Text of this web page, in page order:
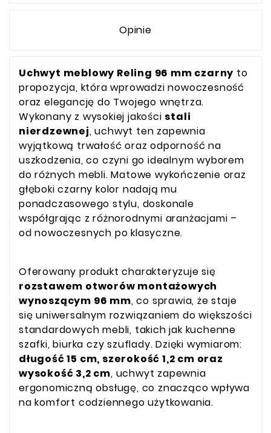
Opinie
Uchwyt meblowy Reling 96 mm czarny to
propozycja, która wprowadzi nowoczesność
oraz elegancję do Twojego wnętrza.
Wykonany z wysokiej jakości stali
nierdzewnej, uchwyt ten zapewnia
wyjątkową trwałość oraz odporność na
uszkodzenia, co czyni go idealnym wyborem
do różnych mebli. Matowe wykończenie oraz
głęboki czarny kolor nadają mu
ponadczasowego stylu, doskonale
współgrając z różnorodnymi aranżacjami –
od nowoczesnych po klasyczne.
Oferowany produkt charakteryzuje się
rozstawem otworów montażowych
wynoszącym 96 mm, co sprawia, że staje
się uniwersalnym rozwiązaniem do większości
standardowych mebli, takich jak kuchenne
szafki, biurka czy szuflady. Dzięki wymiarom:
długość 15 cm, szerokość 1,2 cm oraz
wysokość 3,2 cm, uchwyt zapewnia
ergonomiczną obsługę, co znacząco wpływa
na komfort codziennego użytkowania.